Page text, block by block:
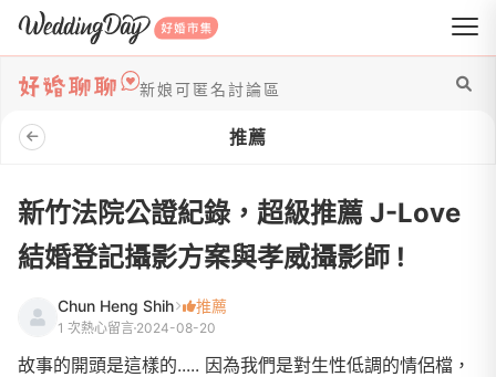
WeddingDay 好婚市集
新娘可匿名討論區
推薦
新竹法院公證紀錄，超級推薦 J-Love
結婚登記攝影方案與孝威攝影師 !
Chun Heng Shih 推薦
1 次熱心留言 2024-08-20
故事的開頭是這樣的..... 因為我們是對生性低調的情侶檔，